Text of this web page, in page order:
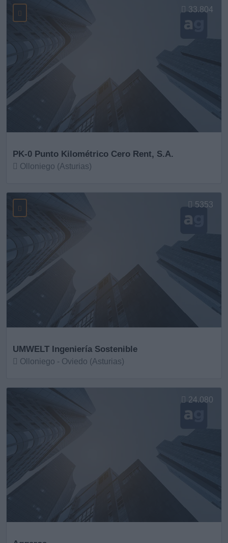
PK-0 Punto Kilométrico Cero Rent, S.A.
Olloniego (Asturias)
33.804
UMWELT Ingeniería Sostenible
Olloniego - Oviedo (Asturias)
5353
24.080